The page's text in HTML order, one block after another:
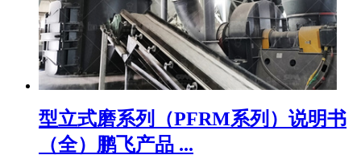
型立式磨系列（PFRM系列）说明书
（全）鹏飞产品 ...